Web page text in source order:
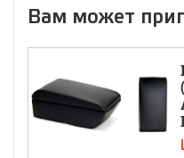
Вам может